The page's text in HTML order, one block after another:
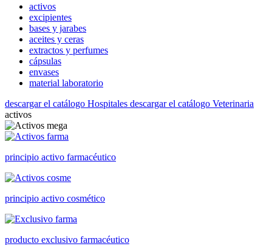
activos
excipientes
bases y jarabes
aceites y ceras
extractos y perfumes
cápsulas
envases
material laboratorio
descargar el catálogo Hospitales descargar el catálogo Veterinaria
activos
principio activo farmacéutico
principio activo cosmético
producto exclusivo farmacéutico